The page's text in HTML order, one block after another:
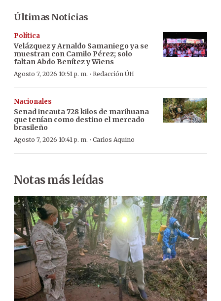
Últimas Noticias
Política
Velázquez y Arnaldo Samaniego ya se
muestran con Camilo Pérez; solo
faltan Abdo Benítez y Wiens
Agosto 7, 2026 10:51 p. m. · Redacción ÚH
Nacionales
Senad incauta 728 kilos de marihuana
que tenían como destino el mercado
brasileño
Agosto 7, 2026 10:41 p. m. · Carlos Aquino
Notas más leídas